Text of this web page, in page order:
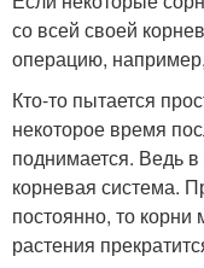
со всей своей
операцию,
Кто-то пытается
некоторое время
поднимается. Ведь в
корневая система.
постоянно, то корни
растения